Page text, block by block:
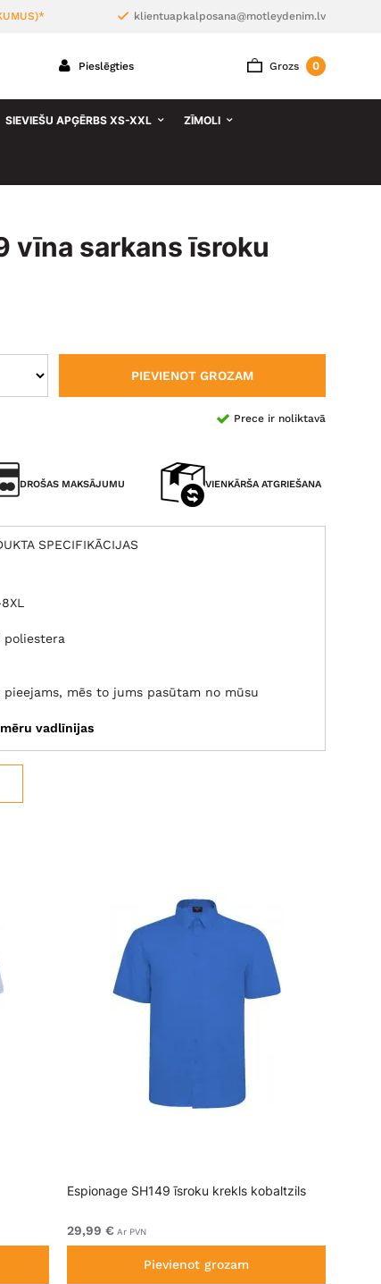
klientuapkalposana@motleydenim.lv
Grozs 0
Pieslēgties
SIEVIEŠU APĢĒRBS XS-XXL ZĪMOLI
vīna sarkans īsroku
PIEVIENOT GROZAM
Prece ir noliktavā
DROŠAS MAKSĀJUMU VIENKĀRŠA ATGRIEŠANA
SPECIFIKĀCIJAS
poliestera
mēs to jums pasūtam no mūsu
vadlīnijas
Espionage SH149 īsroku krekls kobaltzils
29,99 € Ar PVN
Pievienot grozam